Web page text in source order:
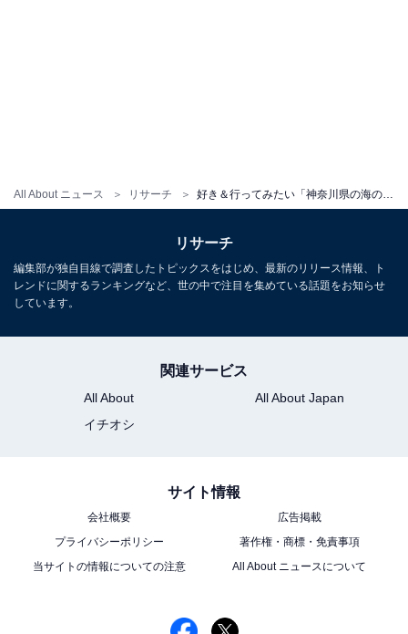
All About ニュース リサーチ
リサーチ
編集部が独自目線で調査したトピックスをはじめ、最新のリリース情報、ト
レンドに関するランキングなど、世の中で注目を集めている話題をお知らせ
しています。
関連サービス
All About
All About Japan
イチオシ
サイト情報
会社概要
広告掲載
プライバシーポリシー
著作権・商標・免責事項
当サイトの情報についての注意
All About ニュースについて